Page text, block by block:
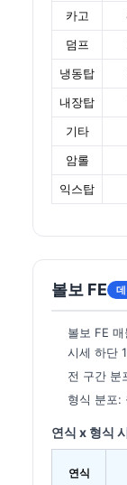
카고
덤프
냉동탑
내장탑
기타
암롤
익스탑
볼보 FE
볼보 FE
시세 하단
전 구간 분
형식 분포:
연식 x 형식
연식